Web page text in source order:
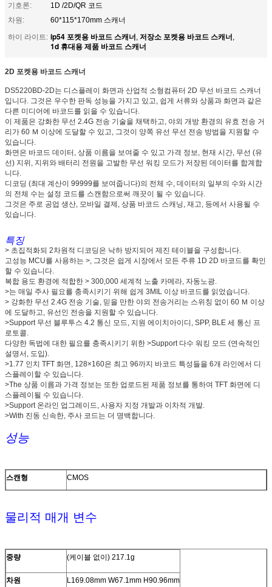
기호론:
1D /2D/QR 코드
차원:
60*115*170mm 스캐너
하이 라이트: ip54 포켓용 바코드 스캐너, 저장소 포켓용 바코드 스캐너,
1d 휴대용 제품 바코드 스캐너
2D 포켓용 바코드 스캐너
DS5220BD-2D는 디스플레이 화면과 산업적 소형컴퓨터 2D 무선 바코드 스캐너
입니다. 그것은 우수한 판독 성능을 가지고 있고, 쉽게 서류와 상품과 화면과 같은
다른 미디어에 바코드를 읽을 수 있습니다.
이 제품은 강화한 무선 2.4G 전송 기술을 채택하고, 야외 개방 환경의 유효 전송 거
리가 60 Ｍ 이상에 도달할 수 있고, 그것이 양쪽 유선 무선 전송 방법을 지원할 수
있습니다.
화면은 바코드 데이터, 상품 이름을 보여줄 수 있고 가격 정보, 현재 시간, 무선 (유
선) 지위, 지위와 배터리 전원을 고발한 무선 워킹 모드가 저장된 데이터를 합계합
니다.
디코딩 (최대 계산이 99999를 보여줍니다)의 전체 수, 데이터의 일부의 수와 시간
의 전체 수는 설정 코드를 스캔함으로써 깨끗이 될 수 있습니다.
그것은 주로 공업 생산, 모바일 결제, 상품 바코드 스캐닝, 재고, 등에서 사용될 수
있습니다.
특징
> 초집적화되 2차원적 디코딩은 낙하 방지되어 제진 테이블을 구성합니다.
고성능 MCU를 사용하는 >, 그것은 쉽게 시장에서 모든 주류 1D 2D 바코드를 확인
할 수 있습니다.
복합 용도 환경에 적합한 > 300,000 세계적 노출 카메라, 자동노광.
>는 매일 주사 필요를 충족시키기 위해 쉽게 3MIL 이상 바코드를 읽었습니다.
> 강화한 무선 2.4G 전송 기술, 믿을 만한 야외 전송거리는 스위칭 없이 60 Ｍ 이상
에 도달하고, 유선인 전송을 지원할 수 있습니다.
>Support 무선 블루투스 4.2 통신 모드, 지원 에이치아이디, SPP, BLE 세 통신 프
로토콜.
다양한 독법에 대한 필요를 충족시키기 위한 >Support 다수 워킹 모드 (연속적인
설명서, 도입).
>1.77 인치 TFT 화면, 128×160은 최고 96까지 바코드 특성들을 6개 라인에서 디
스플레이할 수 있습니다.
>The 상품 이름과 가격 정보는 또한 업로드된 제품 정보를 통하여 TFT 화면에 디
스플레이될 수 있습니다.
>Support 온라인 업그레이드, 사용자 지정 개발과 이차적 개발.
>With 진동 신속한, 주사 코드는 더 명백합니다.
성능
스캔형 CMOS
습니다
CPU
32개 비트
결의안 640*480
시작 시간 4s
물리적 매개 변수
중량 (케이블 없이) 217.1g
차원 L169.08mm W67.1mm H90.96mm